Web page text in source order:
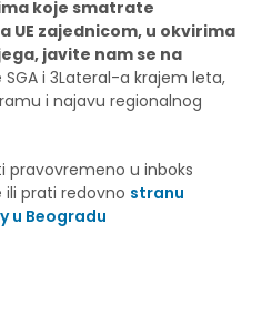
koje smatrate
UE zajednicom, u okvirima
javite nam se na
i 3Lateral-a krajem leta,
i najavu regionalnog
pravovremeno u inboks
prati redovno stranu
u Beogradu